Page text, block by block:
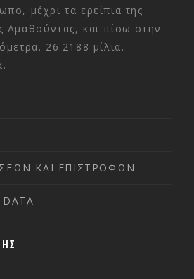
μέχρι τα ερείπια της
Αμαθούντας, και πίσω στην
26.2188 μίλια.
ΚΑΙ ΕΠΙΣΤΡΟΦΏΝ
DATA